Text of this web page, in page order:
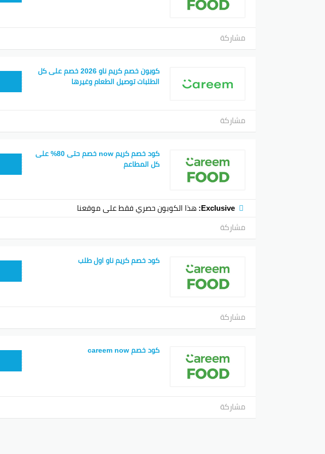
مشاركة
كوبون خصم كريم ناو 2026 خصم على كل
الطلبات توصيل الطعام وغيرها
مشاركة
كود خصم كريم now خصم حتى 80% على
كل المطاعم
Exclusive: هذا الكوبون حصري فقط على موقعنا
مشاركة
كود خصم كريم ناو اول طلب
مشاركة
كود خصم careem now
مشاركة